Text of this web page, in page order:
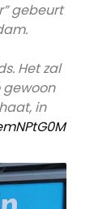
gebeurt
Het zal
gewoon
in